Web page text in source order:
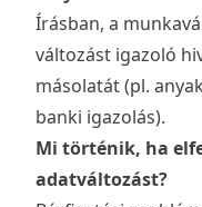
Írásban, a
változást igazoló
másolatát (pl.
banki igazolás).
Mi történik, ha
adatváltozást?